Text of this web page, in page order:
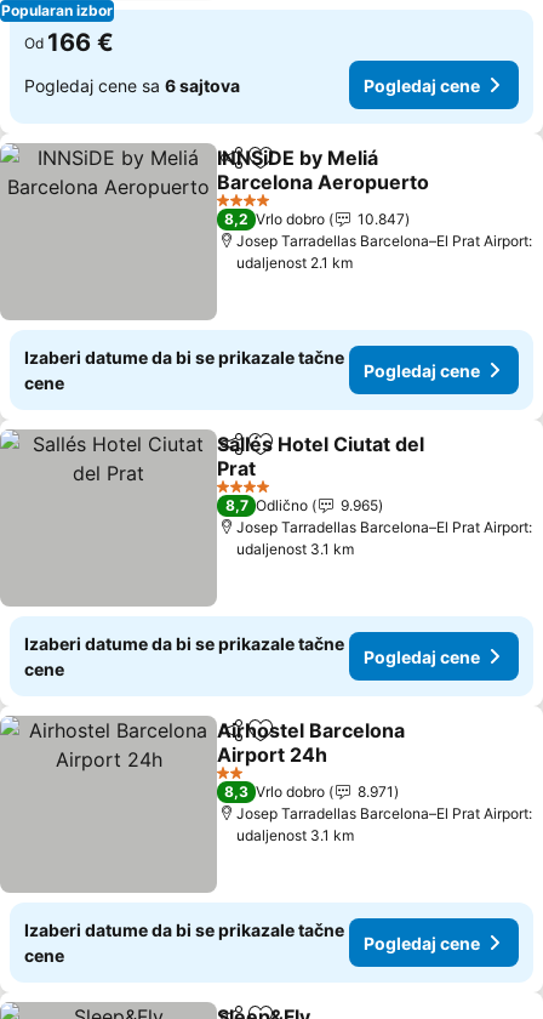
Popularan izbor
Od 166 €
Pogledaj cene sa 6 sajtova Pogledaj cene
Deli Dodati u favorite
INNSiDE by Meliá
Barcelona Aeropuerto
Pogledaj cene
4 Zvezdice
8,2 Vrlo dobro
10.847
Josep Tarradellas Barcelona–El Prat Airport:
udaljenost 2.1 km
Izaberi datume da bi se prikazale tačne
cene
Pogledaj cene
Deli Dodati u favorite
Sallés Hotel Ciutat del
Prat
Pogledaj cene
4 Zvezdice
8,7 Odlično
9.965
Josep Tarradellas Barcelona–El Prat Airport:
udaljenost 3.1 km
Izaberi datume da bi se prikazale tačne
cene
Pogledaj cene
Deli Dodati u favorite
Airhostel Barcelona
Airport 24h
Pogledaj cene
2 Zvezdice
8,3 Vrlo dobro
8.971
Josep Tarradellas Barcelona–El Prat Airport:
udaljenost 3.1 km
Izaberi datume da bi se prikazale tačne
cene
Pogledaj cene